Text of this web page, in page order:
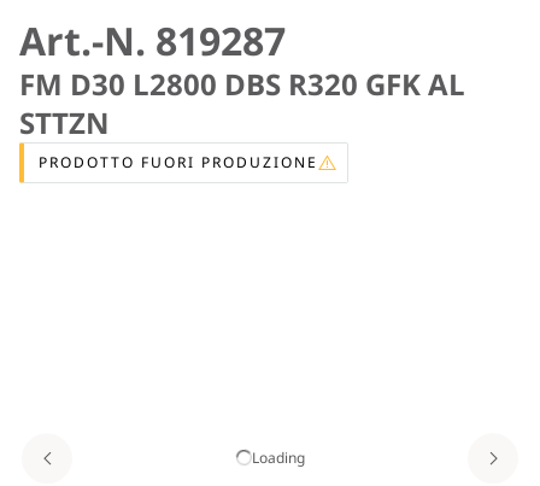
Art.-N. 819287
FM D30 L2800 DBS R320 GFK AL
STTZN
PRODOTTO FUORI PRODUZIONE
Loading